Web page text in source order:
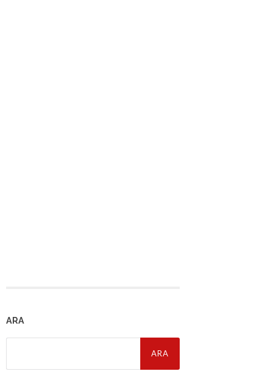
ARA